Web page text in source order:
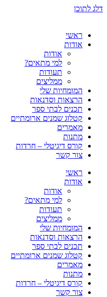
דלג לתוכן
ראשי
אודות
אודות
למי מתאים?
תעודות
ממליצים
המומחיות שלי
הרצאות וסדנאות
תכנים לבתי ספר
קטלוג שמנים ארומתיים
מאמרים
מתנות
קורס דיגיטלי – חרדות
צור קשר
ראשי
אודות
אודות
למי מתאים?
תעודות
ממליצים
המומחיות שלי
הרצאות וסדנאות
תכנים לבתי ספר
קטלוג שמנים ארומתיים
מאמרים
מתנות
קורס דיגיטלי – חרדות
צור קשר